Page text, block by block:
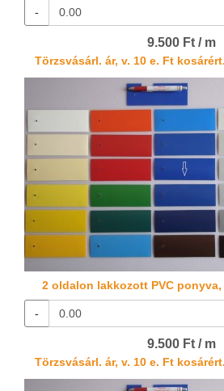
-
9.500 Ft / m
Törzsvásárl. ár, v. 10 e. Ft
2 oldalon lakkozott PVC ponyva,
-
9.500 Ft / m
Törzsvásárl. ár, v. 10 e. Ft